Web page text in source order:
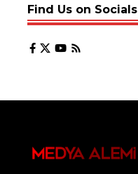
Find Us on Socials